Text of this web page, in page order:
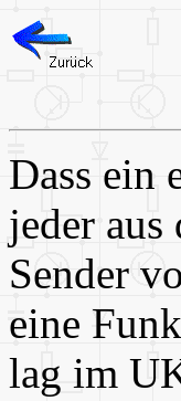
Dass ein
jeder
Sender
eine
lag im